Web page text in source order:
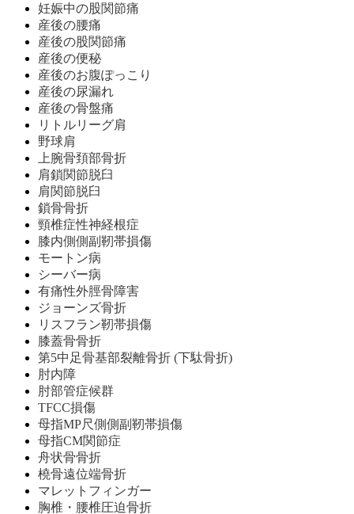
妊娠中の股関節痛
産後の腰痛
産後の股関節痛
産後の便秘
産後のお腹ぽっこり
産後の尿漏れ
産後の骨盤痛
リトルリーグ肩
野球肩
上腕骨頚部骨折
肩鎖関節脱臼
肩関節脱臼
鎖骨骨折
頸椎症性神経根症
膝内側側副靭帯損傷
モートン病
シーバー病
有痛性外脛骨障害
ジョーンズ骨折
リスフラン靭帯損傷
膝蓋骨骨折
第5中足骨基部裂離骨折 (下駄骨折)
肘内障
肘部管症候群
TFCC損傷
母指MP尺側側副靭帯損傷
母指CM関節症
舟状骨骨折
橈骨遠位端骨折
マレットフィンガー
胸椎・腰椎圧迫骨折